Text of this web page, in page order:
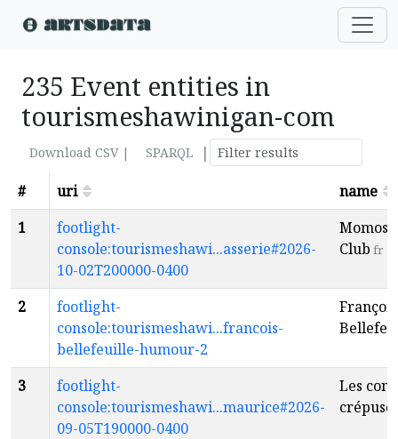
235 Event entities in
tourismeshawinigan-com
Download CSV | SPARQL
|
#
uri
name
1
footlight-
console:tourismeshawi...asserie#2026-
10-02T200000-0400
Momos
Club fr
2
footlight-
console:tourismeshawi...francois-
bellefeuille-humour-2
François
3
footlight-
console:tourismeshawi...maurice#2026-
09-05T190000-0400
Les